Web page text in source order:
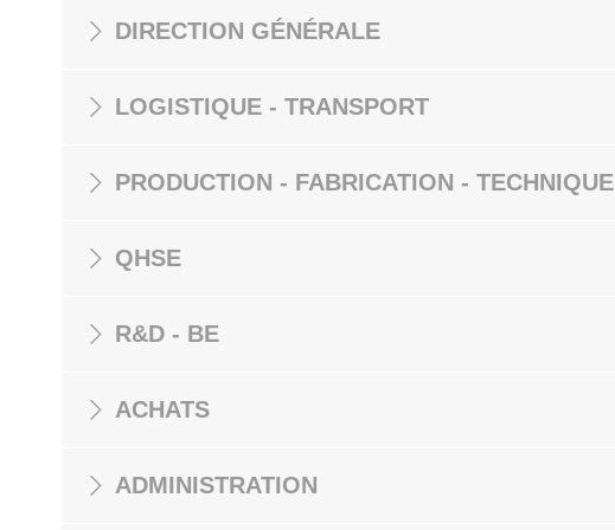
DIRECTION GÉNÉRALE
LOGISTIQUE - TRANSPORT
PRODUCTION - FABRICATION - TECHNIQUE
QHSE
R&D - BE
ACHATS
ADMINISTRATION